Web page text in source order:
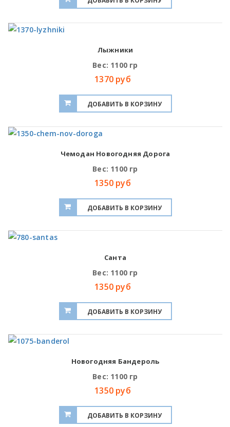
Лыжники
Вес: 1100 гр
1370 руб
Чемодан Новогодняя Дорога
Вес: 1100 гр
1350 руб
Санта
Вес: 1100 гр
1350 руб
Новогодняя Бандероль
Вес: 1100 гр
1350 руб